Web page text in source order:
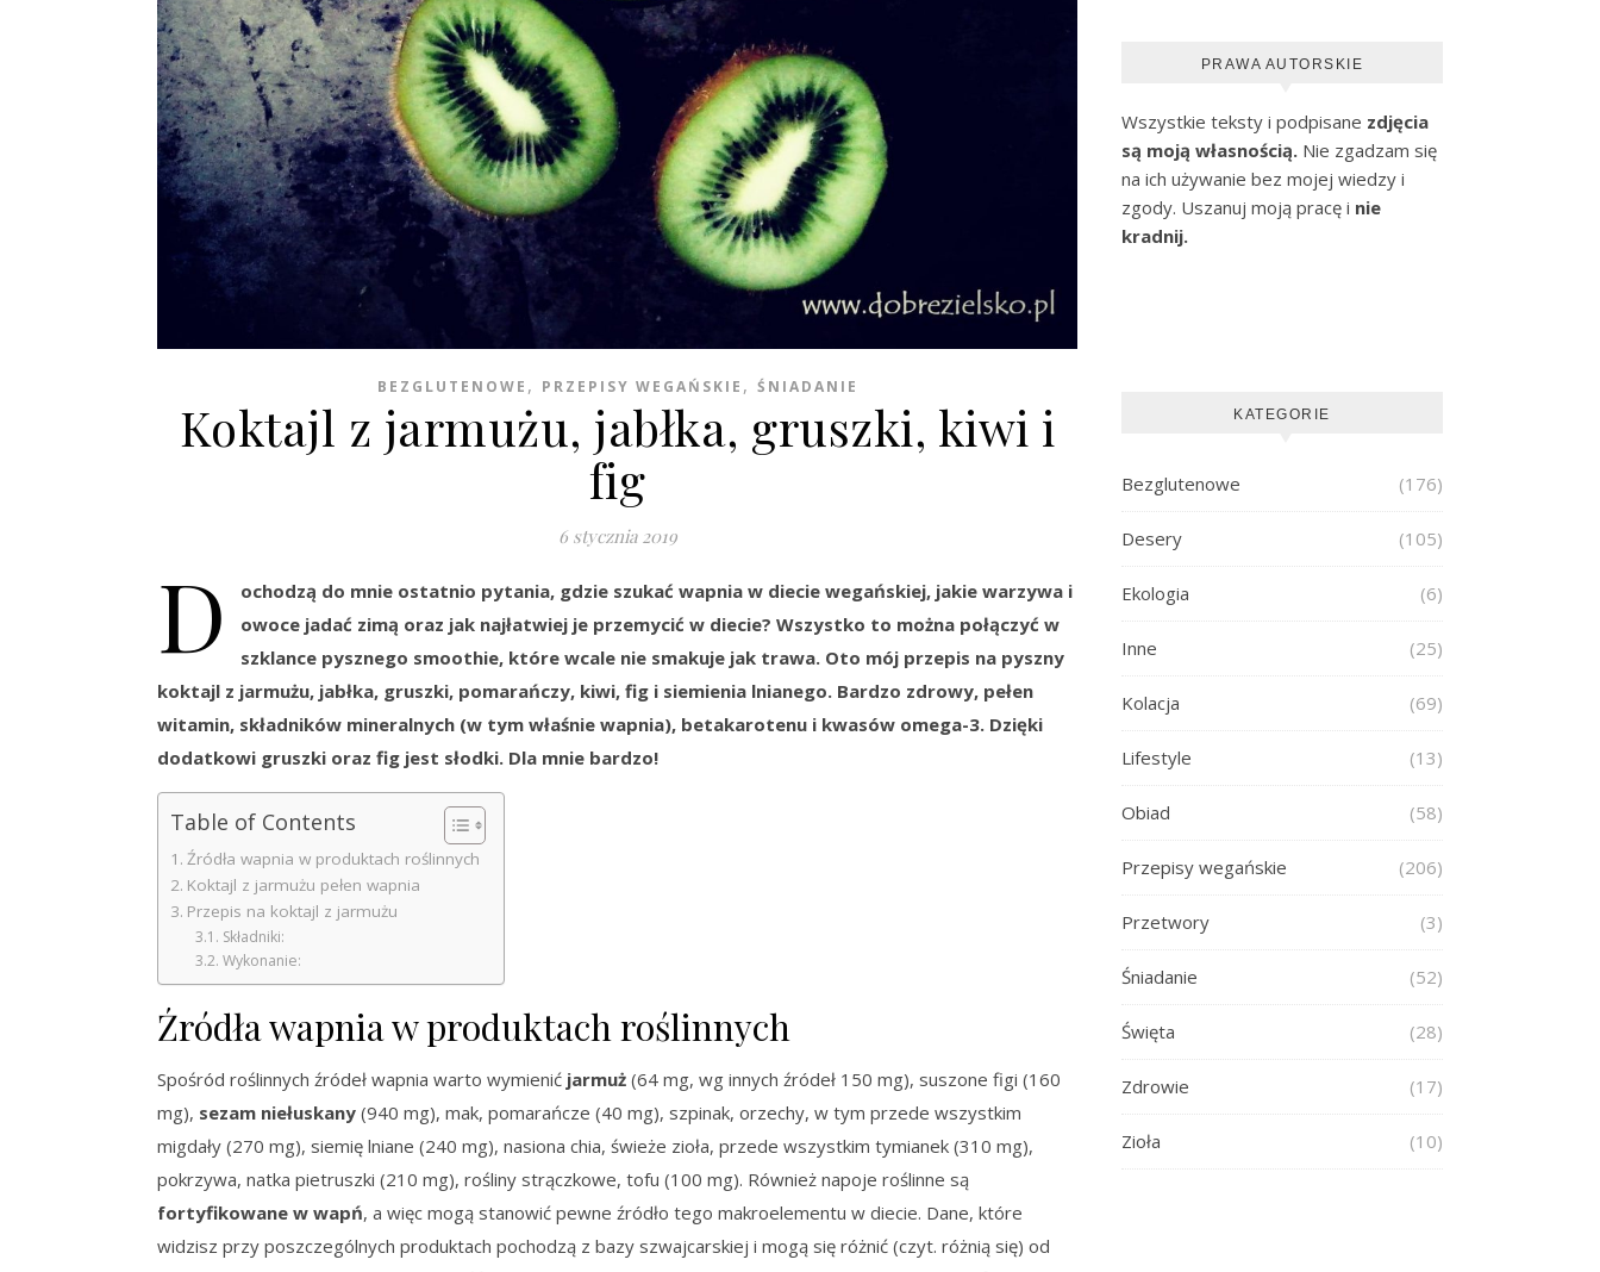
BEZGLUTENOWE , PRZEPISY WEGAŃSKIE , ŚNIADANIE
Koktajl z jarmużu, jabłka, gruszki, kiwi i
fig
6 stycznia 2019
D
ochodzą do mnie ostatnio pytania, gdzie szukać wapnia w diecie wegańskiej, jakie warzywa i
owoce jadać zimą oraz jak najłatwiej je przemycić w diecie? Wszystko to można połączyć w
szklance pysznego smoothie, które wcale nie smakuje jak trawa. Oto mój przepis na pyszny
koktajl z jarmużu, jabłka, gruszki, pomarańczy, kiwi, fig i siemienia lnianego. Bardzo zdrowy, pełen
witamin, składników mineralnych (w tym właśnie wapnia), betakarotenu i kwasów omega-3. Dzięki
dodatkowi gruszki oraz fig jest słodki. Dla mnie bardzo!
Table of Contents
Źródła wapnia w produktach roślinnych
Koktajl z jarmużu pełen wapnia
Przepis na koktajl z jarmużu
Składniki:
Wykonanie:
Źródła wapnia w produktach roślinnych
Spośród roślinnych źródeł wapnia warto wymienić jarmuż (64 mg, wg innych źródeł 150 mg), suszone figi (160
mg), sezam niełuskany (940 mg), mak, pomarańcze (40 mg), szpinak, orzechy, w tym przede wszystkim
migdały (270 mg), siemię lniane (240 mg), nasiona chia, świeże zioła, przede wszystkim tymianek (310 mg),
pokrzywa, natka pietruszki (210 mg), rośliny strączkowe, tofu (100 mg). Również napoje roślinne są
fortyfikowane w wapń, a więc mogą stanowić pewne źródło tego makroelementu w diecie. Dane, które
widzisz przy poszczególnych produktach pochodzą z bazy szwajcarskiej i mogą się różnić (czyt. różnią się) od
PRAWA AUTORSKIE
Wszystkie teksty i podpisane zdjęcia
są moją własnością. Nie zgadzam się
na ich używanie bez mojej wiedzy i
zgody. Uszanuj moją pracę i nie
kradnij.
KATEGORIE
Bezglutenowe (176)
Desery (105)
Ekologia (6)
Inne (25)
Kolacja (69)
Lifestyle (13)
Obiad (58)
Przepisy wegańskie (206)
Przetwory (3)
Śniadanie (52)
Święta (28)
Zdrowie (17)
Zioła (10)